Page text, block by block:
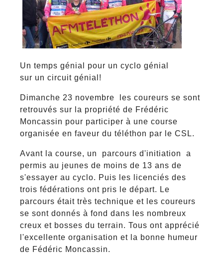
Un temps génial pour un cyclo génial
sur un circuit génial!
Dimanche 23 novembre les coureurs se sont
retrouvés sur la propriété de Frédéric
Moncassin pour participer à une course
organisée en faveur du téléthon par le CSL.
Avant la course, un parcours d'initiation a
permis au jeunes de moins de 13 ans de
s'essayer au cyclo. Puis les licenciés des
trois fédérations ont pris le départ. Le
parcours était très technique et les coureurs
se sont donnés à fond dans les nombreux
creux et bosses du terrain. Tous ont apprécié
l'excellente organisation et la bonne humeur
de Fédéric Moncassin.